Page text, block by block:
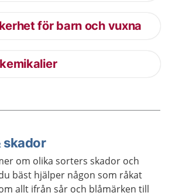
för barn och vuxna
skador
om olika sorters skador och
bäst hjälper någon som råkat
allt ifrån sår och blåmärken till